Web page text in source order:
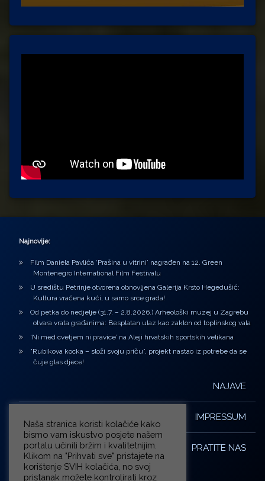
Najnovije:
Film Daniela Pavlića ‘Prašina u vitrini’ nagrađen na 12. Green
Montenegro International Film Festivalu
U središtu Petrinje otvorena obnovljena Galerija Krsto Hegedušić:
Kultura vraćena kući, u samo srce grada!
Od petka do nedjelje (31.7. – 2.8.2026.) Arheološki muzej u Zagrebu
otvara vrata građanima: Besplatan ulaz kao zaklon od toplinskog vala
‘Ni med cvetjem ni pravice’ na Aleji hrvatskih sportskih velikana
“Rubikova kocka – složi svoju priču”, projekt nastao iz potrebe da se
čuje glas djece!
NAJAVE
IMPRESSUM
PRATITE NAS
Naša stranica koristi kolačiće kako
bismo vam iskustvo posjete našem
portalu učinili bržim i kvalitetnijim.
Klikom na "Prihvati sve" pristajete na
korištenje SVIH kolačića, no svoj
pristanak možete kontrolirati kroz